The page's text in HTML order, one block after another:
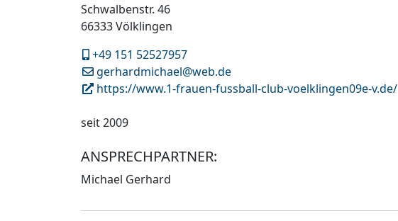
Schwalbenstr. 46
66333 Völklingen
+49 151 52527957
gerhardmichael@web.de
https://www.1-frauen-fussball-club-voelklingen09e-v.de/
seit 2009
ANSPRECHPARTNER:
Michael Gerhard